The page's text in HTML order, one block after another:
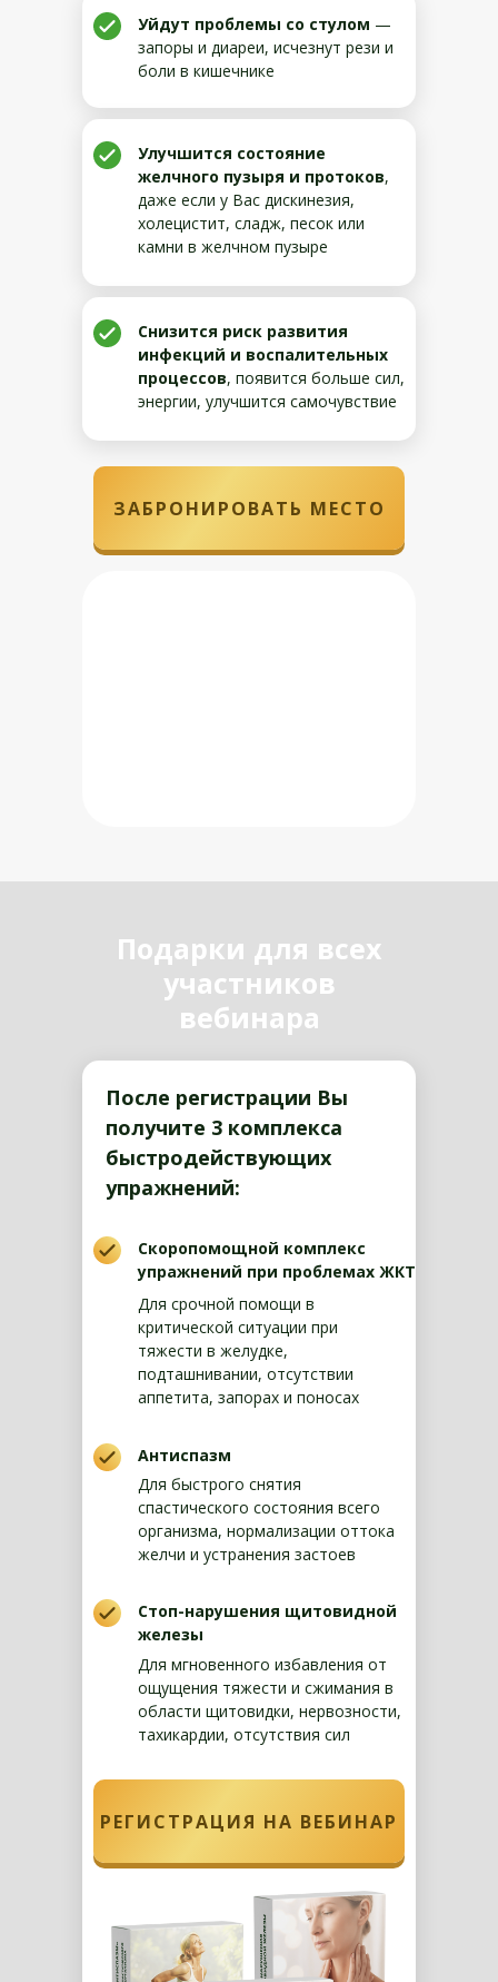
ЗАБРОНИРОВАТЬ МЕСТО
Уйдут проблемы со стулом —
запоры и диареи, исчезнут рези и
боли в кишечнике
Улучшится состояние
желчного пузыря и протоков,
даже если у Вас дискинезия,
холецистит, сладж, песок или
камни в желчном пузыре
Снизится риск развития
инфекций и воспалительных
процессов, появится больше сил,
энергии, улучшится самочувствие
Подарки для всех
участников
вебинара
РЕГИСТРАЦИЯ НА ВЕБИНАР
Скоропомощной комплекс
упражнений при проблемах ЖКТ
Для срочной помощи в
критической ситуации при
тяжести в желудке,
подташнивании, отсутствии
аппетита, запорах и поносах
Антиспазм
Для быстрого снятия
спастического состояния всего
организма, нормализации оттока
желчи и устранения застоев
Стоп-нарушения щитовидной
железы
Для мгновенного избавления от
ощущения тяжести и сжимания в
области щитовидки, нервозности,
тахикардии, отсутствия сил
После регистрации Вы
получите 3 комплекса
быстродействующих
упражнений: